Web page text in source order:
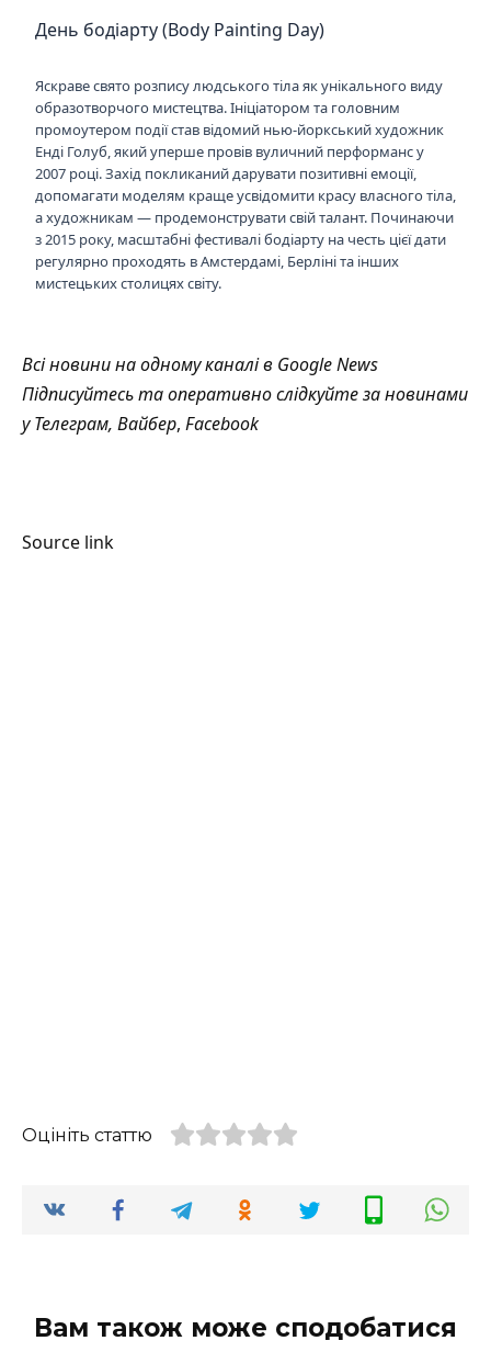
День бодіарту (Body Painting Day)
Яскраве свято розпису людського тіла як унікального виду
образотворчого мистецтва. Ініціатором та головним
промоутером події став відомий нью-йоркський художник
Енді Голуб, який уперше провів вуличний перформанс у
2007 році. Захід покликаний дарувати позитивні емоції,
допомагати моделям краще усвідомити красу власного тіла,
а художникам — продемонструвати свій талант. Починаючи
з 2015 року, масштабні фестивалі бодіарту на честь цієї дати
регулярно проходять в Амстердамі, Берліні та інших
мистецьких столицях світу.
Всі новини на одному каналі в Google News
Підписуйтесь та оперативно слідкуйте за новинами
уТелеграм, Вайбер, Facebook
Source link
Оцініть статтю
Вам також може сподобатися